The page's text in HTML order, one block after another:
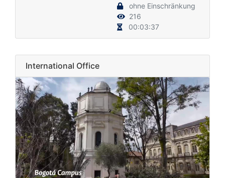
ohne Einschränkung
216
00:03:37
International Office